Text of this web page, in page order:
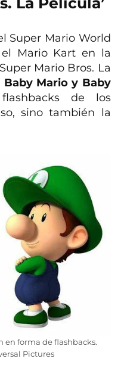
Super Mario World
el Mario Kart en la
Mario Bros. La
Mario y Baby
de los
sino también la
en forma de flashbacks.
Pictures